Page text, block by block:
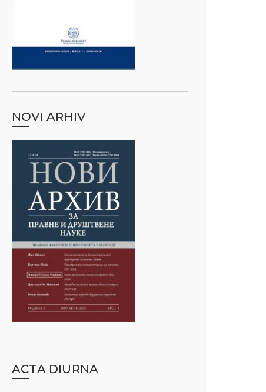
NOVI ARHIV
ACTA DIURNA